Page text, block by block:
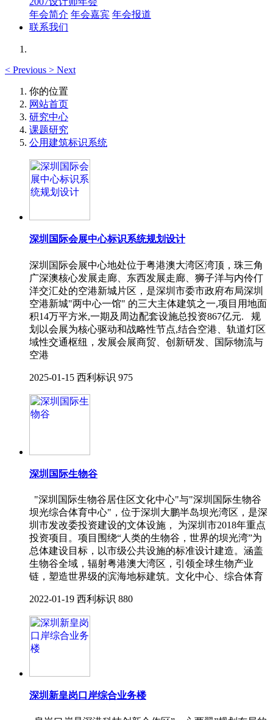
年会简介 年会嘉宾 年会报道
联系我们
< Previous > Next
你的位置
网站首页
研究中心
课题研究
公用建筑标识系统
深圳国际会展中心标识系统规划设计
深圳国际会展中心地处位于粤港澳大湾区湾顶，珠三角
广深澳核心发展走廊、东西发展走廊、狮子洋与内伶仃
洋交汇处的空港新城片区，是深圳市委市政府布局深圳
空港新城"两中心一馆" 的三大主体建筑之一,项目用地面
积14万平方米,一期及周边配套设施总投资867亿元. 规
划以会展为核心驱动和战略性节点,结合空港、轨道灯区
域性交通枢纽，发展会展商贸、创新研发、国际物流与
空港
2025-01-15 西利标识 975
深圳国际生物谷
"深圳国际生物谷居住区文化中心"与"深圳国际生物谷
坝光综合体育中心"，位于深圳大鹏半岛坝光湾区，是深
圳市发改委投资建设的文体设施， 为深圳市2018年重点
投资项目。项目围绕“人类的生物谷，世界的坝光湾”为
总体建设目标，以市级公共设施的标准设计建造。涵盖
生物谷全域，辐射粤港澳大湾区，引领全球生物产业
链，塑造世界级的滨海地标建筑。文化中心、综合体育
2022-01-19 西利标识 880
深圳新皇岗口岸综合业务楼